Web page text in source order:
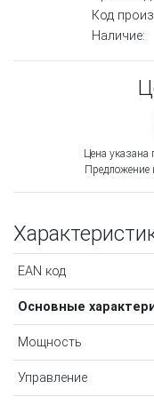
Код
Наличие:
Цена указана
Предложение
EAN код
Основные
Мощность
Управление